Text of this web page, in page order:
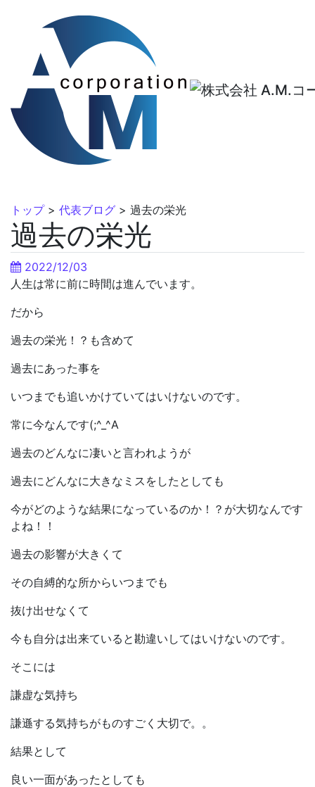
トップ> 代表ブログ > 過去の栄光
過去の栄光
2022/12/03
人生は常に前に時間は進んでいます。
だから
過去の栄光！？も含めて
過去にあった事を
いつまでも追いかけていてはいけないのです。
常に今なんです(;^_^A
過去のどんなに凄いと言われようが
過去にどんなに大きなミスをしたとしても
今がどのような結果になっているのか！？が大切なんです
よね！！
過去の影響が大きくて
その自縛的な所からいつまでも
抜け出せなくて
今も自分は出来ていると勘違いしてはいけないのです。
そこには
謙虚な気持ち
謙遜する気持ちがものすごく大切で。。
結果として
良い一面があったとしても